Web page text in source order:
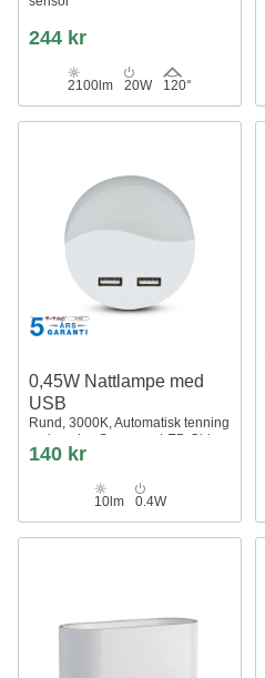
244 kr
2100lm 20W 120°
0,45W Nattlampe med
USB
Rund, 3000K, Automatisk tenning
ved mørke, Samsung LED Chip
140 kr
10lm 0.4W